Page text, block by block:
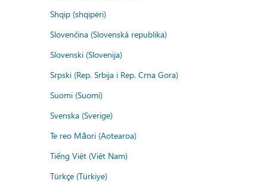
Shqip (shqipëri)
Slovenčina (Slovenská republika)
Slovenski (Slovenija)
Srpski (Rep. Srbija i Rep. Crna Gora)
Suomi (Suomi)
Svenska (Sverige)
Te reo Māori (Aotearoa)
Tiếng Việt (Việt Nam)
Türkçe (Türkiye)